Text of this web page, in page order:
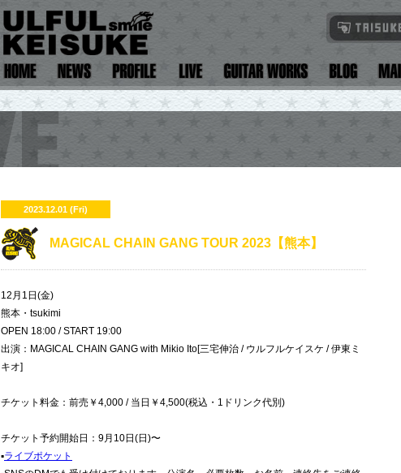
2023.12.01 (Fri)
​MAGICAL CHAIN GANG TOUR 2023【熊本】
12月1日(金)
熊本・tsukimi
OPEN 18:00 / START 19:00
出演：MAGICAL CHAIN GANG with Mikio Ito[三宅伸治 / ウルフルケイスケ / 伊東ミ
キオ]
チケット料金：前売￥4,000 / 当日￥4,500(税込・1ドリンク代別)
チケット予約開始日：9月10日(日)〜
▪︎ライブポケット